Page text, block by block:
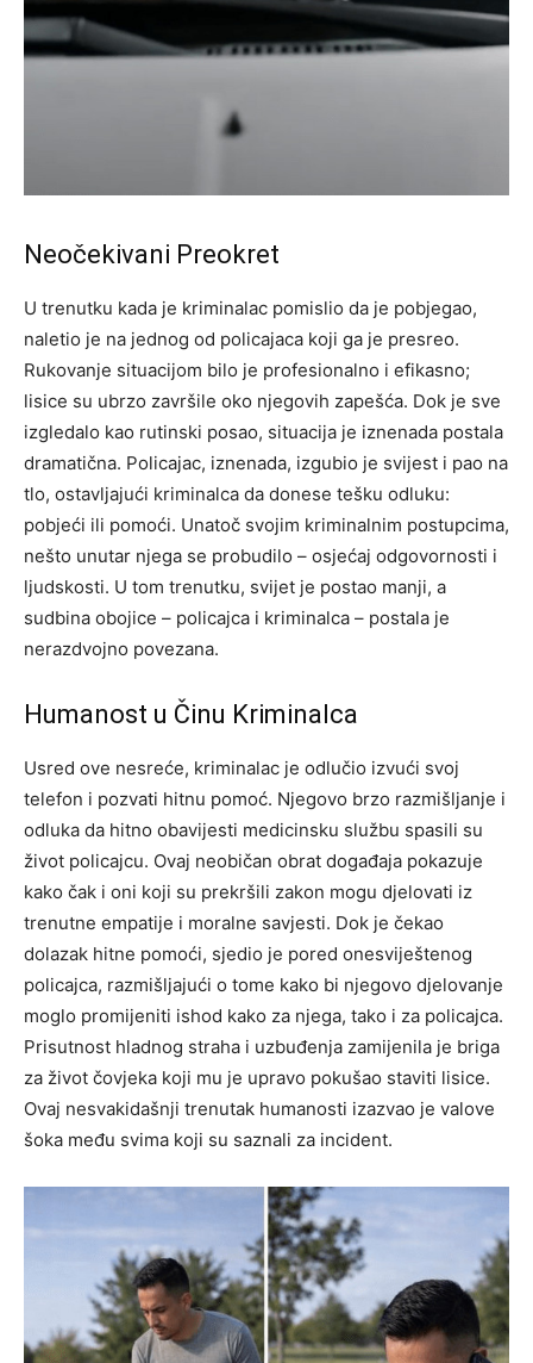
Neočekivani Preokret
U trenutku kada je kriminalac pomislio da je pobjegao,
naletio je na jednog od policajaca koji ga je presreo.
Rukovanje situacijom bilo je profesionalno i efikasno;
lisice su ubrzo završile oko njegovih zapešća. Dok je sve
izgledalo kao rutinski posao, situacija je iznenada postala
dramatična. Policajac, iznenada, izgubio je svijest i pao na
tlo, ostavljajući kriminalca da donese tešku odluku:
pobjeći ili pomoći. Unatoč svojim kriminalnim postupcima,
nešto unutar njega se probudilo – osjećaj odgovornosti i
ljudskosti. U tom trenutku, svijet je postao manji, a
sudbina obojice – policajca i kriminalca – postala je
nerazdvojno povezana.
Humanost u Činu Kriminalca
Usred ove nesreće, kriminalac je odlučio izvući svoj
telefon i pozvati hitnu pomoć. Njegovo brzo razmišljanje i
odluka da hitno obavijesti medicinsku službu spasili su
život policajcu. Ovaj neobičan obrat događaja pokazuje
kako čak i oni koji su prekršili zakon mogu djelovati iz
trenutne empatije i moralne savjesti. Dok je čekao
dolazak hitne pomoći, sjedio je pored onesviještenog
policajca, razmišljajući o tome kako bi njegovo djelovanje
moglo promijeniti ishod kako za njega, tako i za policajca.
Prisutnost hladnog straha i uzbuđenja zamijenila je briga
za život čovjeka koji mu je upravo pokušao staviti lisice.
Ovaj nesvakidašnji trenutak humanosti izazvao je valove
šoka među svima koji su saznali za incident.